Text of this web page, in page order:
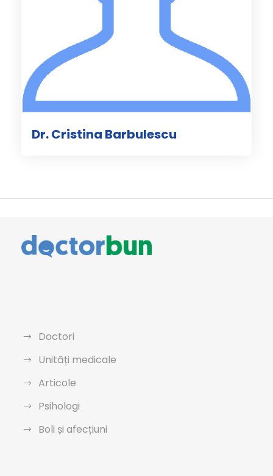
Dr. Cristina Barbulescu
Doctori
Unități medicale
Articole
Psihologi
Boli și afecțiuni